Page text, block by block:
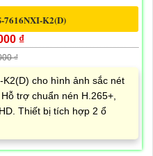
7616NXI-K2(D)
₫
₫
cho hình ảnh sắc nét
trợ chuẩn nén H.265+,
Thiết bị tích hợp 2 ổ